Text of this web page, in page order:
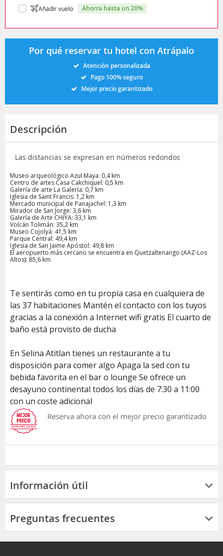
Añadir vuelo ahorra hasta un 20%
Por qué reservar tu hotel con Atrápalo
Atención personalizada
Pago 100% seguro
Mejor precio garantizado
Descripción
Las distancias se expresan en números redondos
Museo arqueológico Azul Maya: 0,4 km
Centro de artes Casa Cakchiquel: 0,5 km
Galería de arte La Galería: 0,7 km
Iglesia de Saint Francis: 1,2 km
Mercado municipal de Panajachel: 1,3 km
Mirador de San Jorge: 3,6 km
Galería de Arte CHIYA: 33,1 km
Volcán Tolimán: 35,2 km
Museo Cojolyá: 41,5 km
Parque Central: 49,4 km
Iglesia de San Jaime Apóstol: 49,8 km
El aeropuerto más cercano se encuentra en Quetzaltenango (AAZ-Los
Altos): 85,6 km
Te sentirás como en tu propia casa en cualquiera de
las 37 habitaciones Mantén el contacto con los tuyos
gracias a la conexión a Internet wifi gratis El cuarto de
baño está provisto de ducha
En Selina Atitlan tienes un restaurante a tu
disposición para comer algo Apaga la sed con tu
bebida favorita en el bar o lounge Se ofrece un
desayuno continental todos los días de 7:30 a 11:00
con un coste adicional
Reserva ahora con el mejor precio garantizado
Información útil
Preguntas frecuentes